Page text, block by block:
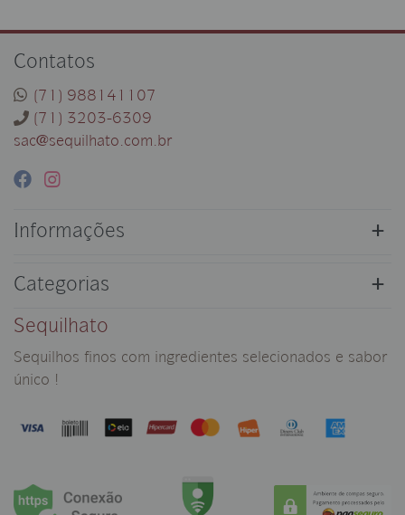
Contatos
(71) 988141107
(71) 3203-6309
sac@sequilhato.com.br
Informações
Categorias
Sequilhato
Sequilhos finos com ingredientes selecionados e sabor
único !